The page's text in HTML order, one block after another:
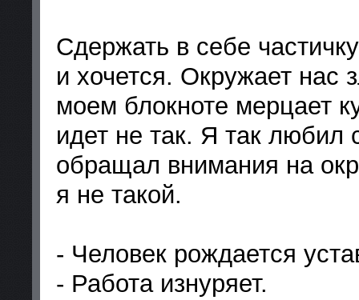
Сдержать в себе
и хочется. Окружает нас
моем блокноте мерцает
идет не так. Я так любил
обращал внимания на
я не такой.
- Человек рождается
- Работа изнуряет.